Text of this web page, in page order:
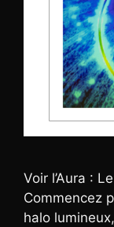
Voir l’Aura :
Commencez
halo